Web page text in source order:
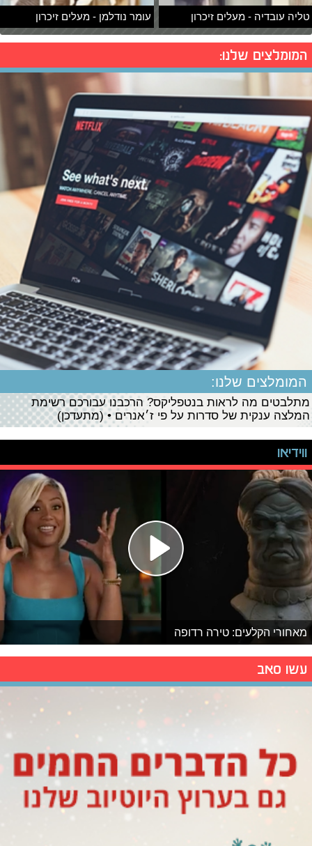
טליה עובדיה - מעלים זיכרון עומר נודלמן - מעלים זיכרון
המומלצים שלנו:
המומלצים שלנו:
מתלבטים מה לראות בנטפליקס? הרכבנו עבורכם רשימת
המלצה ענקית של סדרות על פי ז׳אנרים • (מתעדכן)
ווידיאו
מאחורי הקלעים: טירה רדופה
עשו סאב